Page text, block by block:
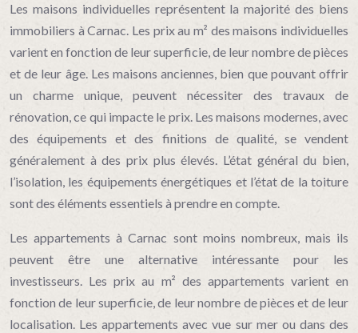
Les maisons individuelles représentent la majorité des biens
immobiliers à Carnac. Les prix au m² des maisons individuelles
varient en fonction de leur superficie, de leur nombre de pièces
et de leur âge. Les maisons anciennes, bien que pouvant offrir
un charme unique, peuvent nécessiter des travaux de
rénovation, ce qui impacte le prix. Les maisons modernes, avec
des équipements et des finitions de qualité, se vendent
généralement à des prix plus élevés. L’état général du bien,
l’isolation, les équipements énergétiques et l’état de la toiture
sont des éléments essentiels à prendre en compte.
Les appartements à Carnac sont moins nombreux, mais ils
peuvent être une alternative intéressante pour les
investisseurs. Les prix au m² des appartements varient en
fonction de leur superficie, de leur nombre de pièces et de leur
localisation. Les appartements avec vue sur mer ou dans des